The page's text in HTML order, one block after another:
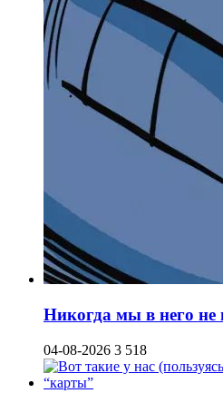
Никогда мы в него не
04-08-2026 3 518